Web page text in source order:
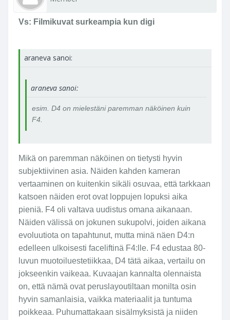
Vs: Filmikuvat surkeampia kun digi
araneva sanoi:
araneva sanoi:
esim. D4 on mielestäni paremman näköinen kuin
F4.
Mikä on paremman näköinen on tietysti hyvin
subjektiivinen asia. Näiden kahden kameran
vertaaminen on kuitenkin sikäli osuvaa, että tarkkaan
katsoen näiden erot ovat loppujen lopuksi aika
pieniä. F4 oli valtava uudistus omana aikanaan.
Näiden välissä on jokunen sukupolvi, joiden aikana
evoluutiota on tapahtunut, mutta minä näen D4:n
edelleen ulkoisesti faceliftinä F4:lle. F4 edustaa 80-
luvun muotoiluestetiikkaa, D4 tätä aikaa, vertailu on
jokseenkin vaikeaa. Kuvaajan kannalta olennaista
on, että nämä ovat peruslayoutiltaan monilta osin
hyvin samanlaisia, vaikka materiaalit ja tuntuma
poikkeaa. Puhumattakaan sisälmyksistä ja niiden